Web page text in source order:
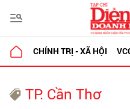
CHÍNH TRỊ - XÃ HỘI
TP. Cần Thơ